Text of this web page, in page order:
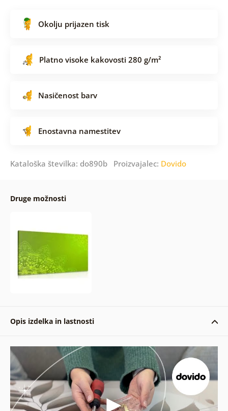
Okolju prijazen tisk
Platno visoke kakovosti 280 g/m²
Nasičenost barv
Enostavna namestitev
Kataloška številka: do890b Proizvajalec: Dovido
Druge možnosti
Opis izdelka in lastnosti